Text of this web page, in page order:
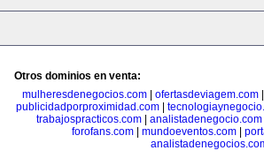
Otros dominios en venta:
mulheresdenegocios.com
ofertasdeviagem.com
publicidadporproximidad.com|
trabajospracticos.com| analistadenegocio.com
forofans.com
mundoeventos.com